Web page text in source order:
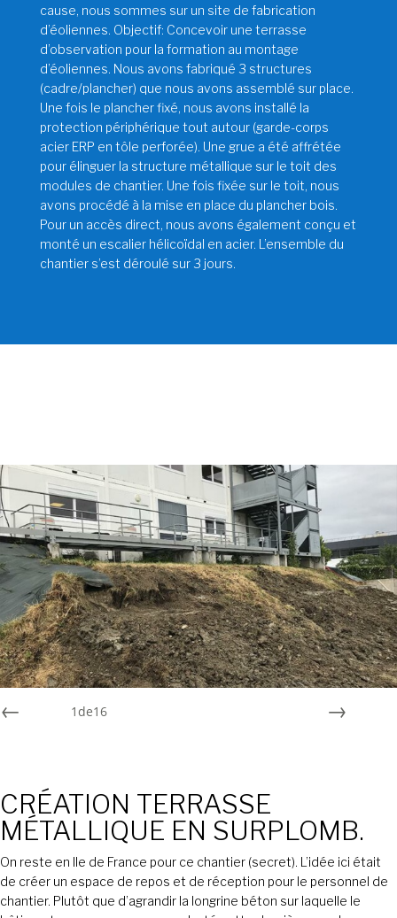
cause, nous sommes sur un site de fabrication
d’éoliennes. Objectif: Concevoir une terrasse
d’observation pour la formation au montage
d’éoliennes. Nous avons fabriqué 3 structures
(cadre/plancher) que nous avons assemblé sur place.
Une fois le plancher fixé, nous avons installé la
protection périphérique tout autour (garde-corps
acier ERP en tôle perforée). Une grue a été affrétée
pour élinguer la structure métallique sur le toit des
modules de chantier. Une fois fixée sur le toit, nous
avons procédé à la mise en place du plancher bois.
Pour un accès direct, nous avons également conçu et
monté un escalier hélicoïdal en acier. L’ensemble du
chantier s’est déroulé sur 3 jours.
1de16
CRÉATION TERRASSE
MÉTALLIQUE EN SURPLOMB.
On reste en Ile de France pour ce chantier (secret). L’idée ici était
de créer un espace de repos et de réception pour le personnel de
chantier. Plutôt que d’agrandir la longrine béton sur laquelle le